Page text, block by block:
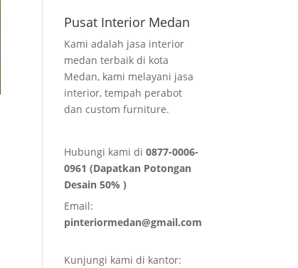
Pusat Interior Medan
Kami adalah jasa interior
medan terbaik di kota
Medan, kami melayani jasa
interior, tempah perabot
dan custom furniture.
Hubungi kami di0877-0006-
0961 (Dapatkan Potongan
Desain 50% )
Email:
pinteriormedan@gmail.com
Kunjungi kami di kantor: